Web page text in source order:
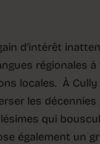
d’intérêt
régionales
locales. À Cully
les décennies
qui
également un